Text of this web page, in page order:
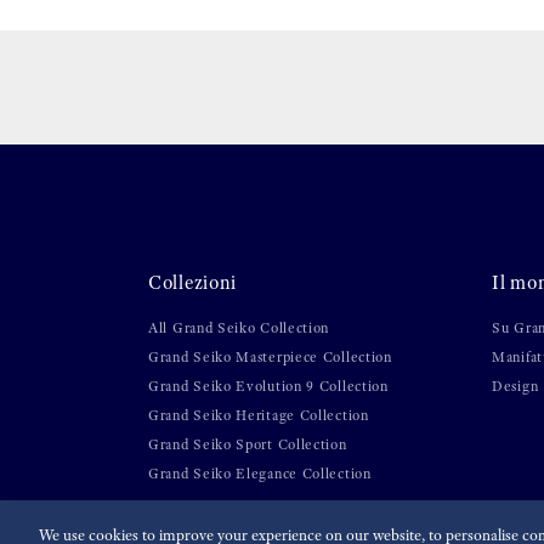
Collezioni
All Grand Seiko Collection
Grand Seiko Masterpiece Collection
Grand Seiko Evolution 9 Collection
Grand Seiko Heritage Collection
Grand Seiko Sport Collection
Grand Seiko Elegance Collection
Il
Su
Design
We use cookies to improve your experience on our website, to personalise